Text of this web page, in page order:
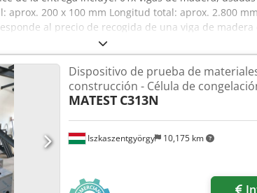
aprox. 200 x 100 mm Longitud total: aprox. 2.800
al precio de recogida de una viga de
en nuestra empresa: Sr: André Evering Credpfx
Información general sobre el artículo: Este artículo
también se desea o el envío de este artículo
del lugar de entrega o del alcance de la
Iszkaszentgyörgy 10,175 km
Dispositivo de prueba de
construcción - Célula de
MATEST C313N